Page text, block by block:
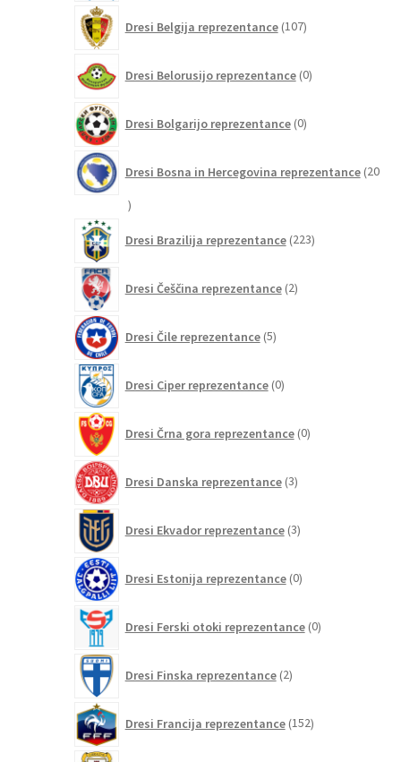
Dresi Belgija reprezentance 107izdelkov
Dresi Belorusijo reprezentance 0izdelkov
Dresi Bolgarijo reprezentance 0izdelkov
Dresi Bosna in Hercegovina reprezentance 20
20
Dresi Brazilija reprezentance 223izdelkov
Dresi Češčina reprezentance 2izdelka
Dresi Čile reprezentance 5izdelkov
Dresi Ciper reprezentance 0izdelkov
Dresi Črna gora reprezentance 0izdelkov
Dresi Danska reprezentance 3izdelki
Dresi Ekvador reprezentance 3izdelki
Dresi Estonija reprezentance 0izdelkov
Dresi Ferski otoki reprezentance 0izdelkov
Dresi Finska reprezentance 2izdelka
Dresi Francija reprezentance 152izdelkov